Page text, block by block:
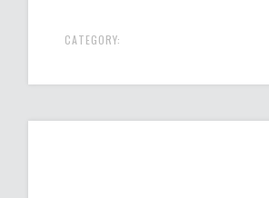
CATEGORY: